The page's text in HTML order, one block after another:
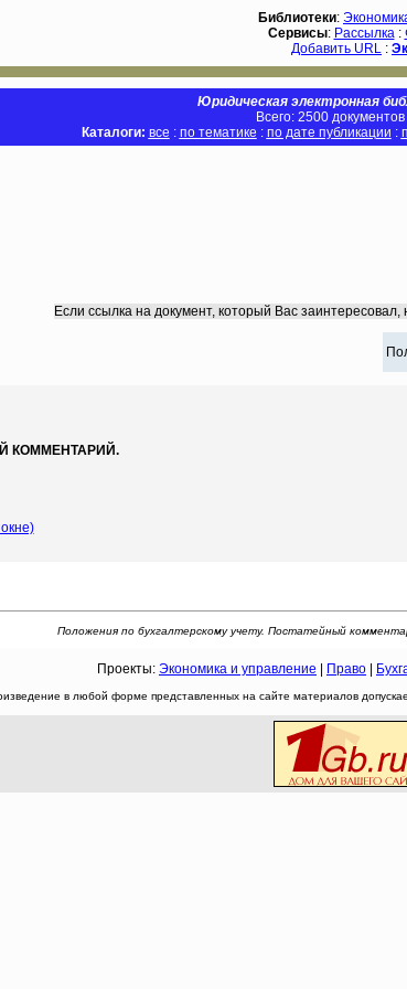
Библиотеки:
Сервисы: Рассылка:
Добавить URL :
Юридическая электронная
Всего: 2500 документов
Каталоги: все : по тематике : по дате публикации :
Если ссылка на документ, который Вас заинтересовал,
КОММЕНТАРИЙ.
Положения по бухгалтерскому учету. Постатейный
Проекты: Экономика и управление Право
в любой форме представленных на сайте материалов